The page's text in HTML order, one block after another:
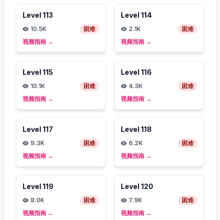
Level 113
10.5K
困难
视频指南 →
Level 114
2.1K
困难
视频指南 →
Level 115
10.1K
困难
视频指南 →
Level 116
4.3K
困难
视频指南 →
Level 117
9.3K
困难
视频指南 →
Level 118
6.2K
困难
视频指南 →
Level 119
8.0K
困难
视频指南 →
Level 120
7.9K
困难
视频指南 →